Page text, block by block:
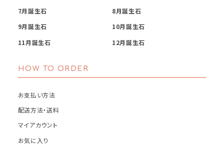
7月誕生石
8月誕生石
9月誕生石
10月誕生石
11月誕生石
12月誕生石
HOW TO ORDER
お支払い方法
配送方法・送料
マイアカウント
お気に入り